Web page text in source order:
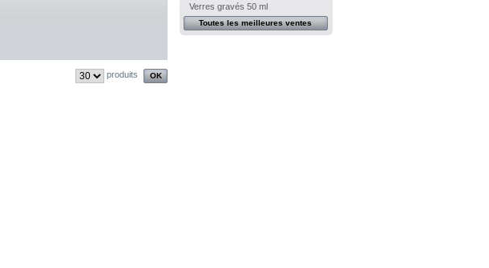
produits
Verres gravés 50 ml
Toutes les meilleures ventes